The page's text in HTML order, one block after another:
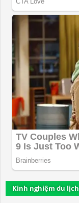
Kinh nghiệm du lịch